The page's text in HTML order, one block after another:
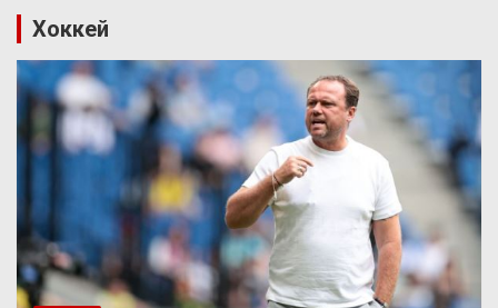
Хоккей